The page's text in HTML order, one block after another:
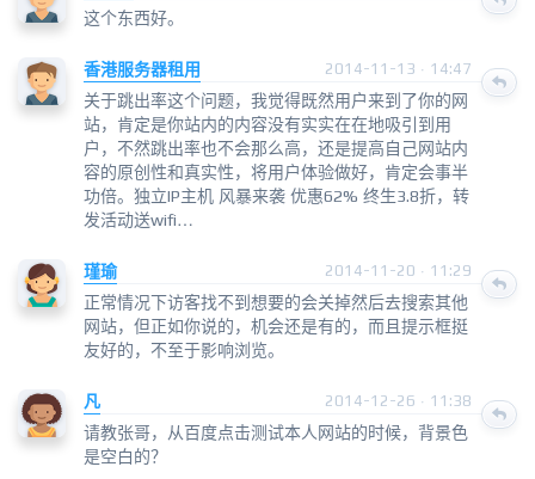
这个东西好。
香港服务器租用 2014-11-13 · 14:47
关于跳出率这个问题，我觉得既然用户来到了你的网
站，肯定是你站内的内容没有实实在在地吸引到用
户，不然跳出率也不会那么高，还是提高自己网站内
容的原创性和真实性，将用户体验做好，肯定会事半
功倍。独立IP主机 风暴来袭 优惠62% 终生3.8折，转
发活动送wifi…
瑾瑜 2014-11-20 · 11:29
正常情况下访客找不到想要的会关掉然后去搜索其他
网站，但正如你说的，机会还是有的，而且提示框挺
友好的，不至于影响浏览。
凡 2014-12-26 · 11:38
请教张哥，从百度点击测试本人网站的时候，背景色
是空白的？